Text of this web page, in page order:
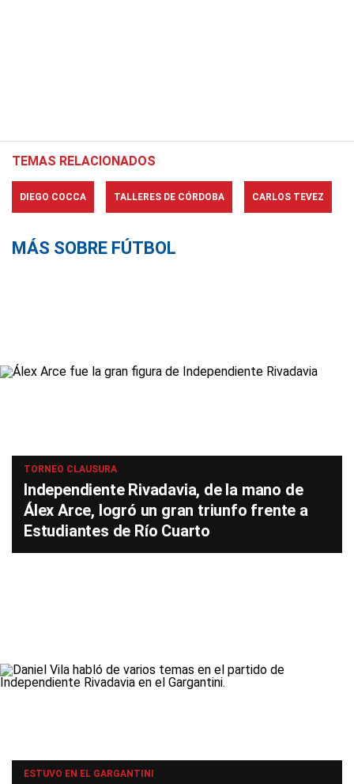
TEMAS RELACIONADOS
DIEGO COCCA TALLERES DE CÓRDOBA CARLOS TEVEZ
MÁS SOBRE FÚTBOL
TORNEO CLAUSURA
Independiente Rivadavia, de la mano de
Álex Arce, logró un gran triunfo frente a
Estudiantes de Río Cuarto
ESTUVO EN EL GARGANTINI